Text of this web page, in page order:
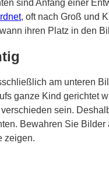
sind Anfang einer
, oft nach Groß und
ihren Platz in den
am unteren
ganze Kind gerichtet
sein.
Bewahren Sie
zeigen.